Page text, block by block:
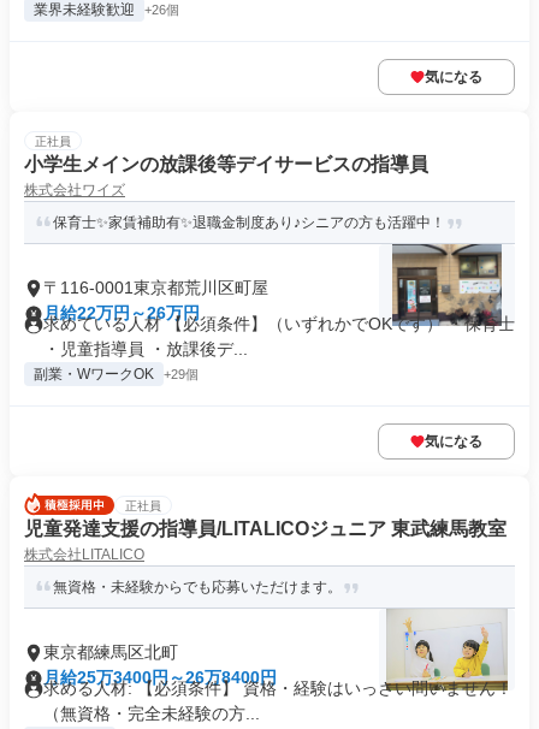
業界未経験歓迎 +26個
気になる
正社員
小学生メインの放課後等デイサービスの指導員
株式会社ワイズ
保育士✨家賃補助有✨退職金制度あり♪シニアの方も活躍中！
〒116-0001東京都荒川区町屋
月給22万円～26万円
求めている人材 【必須条件】（いずれかでOKです） ・保育士
・児童指導員 ・放課後デ...
副業・WワークOK +29個
気になる
正社員
児童発達支援の指導員/LITALICOジュニア 東武練馬教室
株式会社LITALICO
無資格・未経験からでも応募いただけます。
東京都練馬区北町
月給25万3400円～26万8400円
求める人材: 【必須条件】 資格・経験はいっさい問いません！
（無資格・完全未経験の方...